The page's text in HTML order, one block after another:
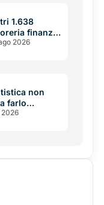
1.638
finanzia
2026
non
farlo
sua
2026